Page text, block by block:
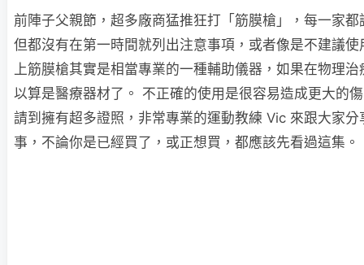
前陣子父親節，超多廠商猛推狂打「筋膜槍」，每一家
但都沒有在第一時間就列出注意事項，或者像是不建議使
上筋膜槍其實是相當專業的一種輔助儀器，如果在物理
以算是醫療器材了。 不正確的使用是很容易造成更大的
請到擁有超多證照，非常專業的運動教練 Vic 來跟大家分
事，不論你是已經買了，或正想買，都應該先看過這集。